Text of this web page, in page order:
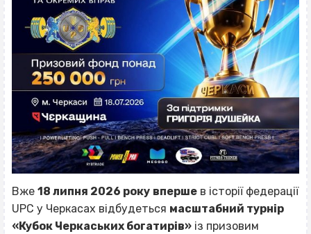
Вже 18 липня 2026 року вперше в історії федерації
UPC у Черкасах відбудеться масштабний турнір
«Кубок Черкаських богатирів» із призовим